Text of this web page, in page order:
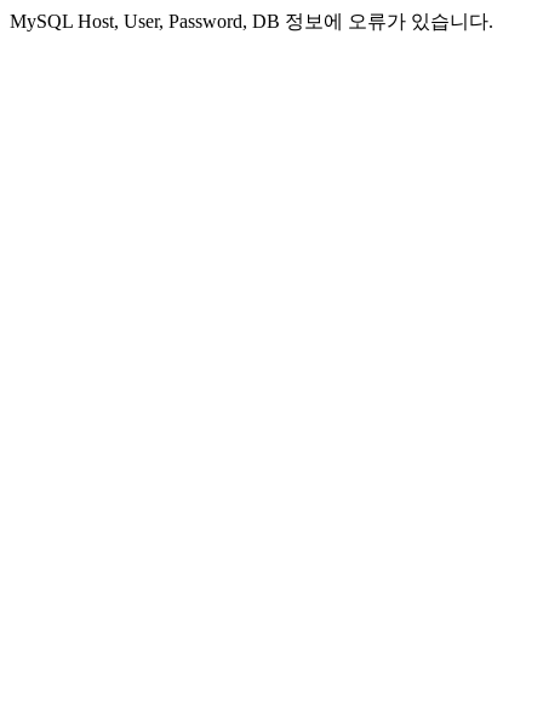
MySQL Host, User, Password, DB 정보에 오류가 있습니다.